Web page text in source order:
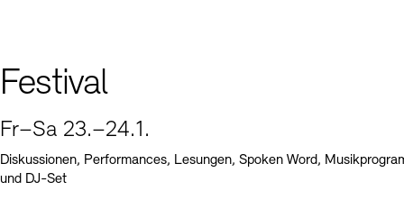
Festival
Fr–Sa 23.–24.1.
Diskussionen, Performances, Lesungen, Spoken Word,
und DJ-Set